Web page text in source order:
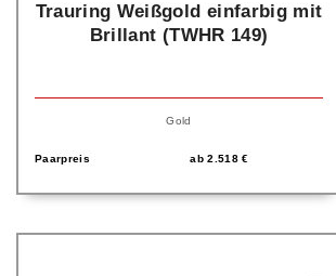
Trauring Weißgold einfarbig mit
Brillant (TWHR 149)
Gold
Paarpreis ab2.518€